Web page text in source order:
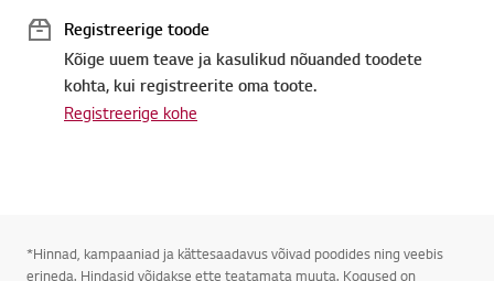
Registreerige toode
Kõige uuem teave ja kasulikud nõuanded toodete
kohta, kui registreerite oma toote.
Registreerige kohe
*Hinnad, kampaaniad ja kättesaadavus võivad poodides ning veebis
erineda. Hindasid võidakse ette teatamata muuta. Kogused on